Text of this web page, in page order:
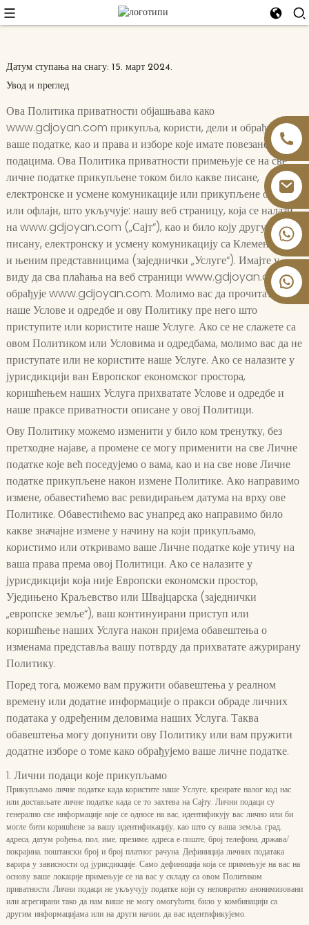
+86 13826059902
Датум ступања на снагу: 15. март 2024.
Увод и преглед
Ова Политика приватности објашњава како
www.gdjoyan.com прикупља, користи, дели и обрађује
ваше податке, као и права и изборе које имате повезане са тим
подацима. Ова Политика приватности примењује се на све
личне податке прикупљене током било какве писане,
електронске и усмене комуникације или прикупљене онлајн
или офлајн, што укључује: нашу веб страницу, која се налази
на www.gdjoyan.com („Сајт“), као и било коју другу
писану, електронску и усмену комуникацију са Клементином
и њеним представницима (заједнички „Услуге“). Имајте у
виду да сва плаћања на веб страници www.gdjoyan.com
обрађује www.gdjoyan.com. Молимо вас да прочитате
наше Услове и одредбе и ову Политику пре него што
приступите или користите наше Услуге. Ако се не слажете са
овом Политиком или Условима и одредбама, молимо вас да не
приступате или не користите наше Услуге. Ако се налазите у
јурисдикцији ван Европског економског простора,
коришћењем наших Услуга прихватате Услове и одредбе и
наше праксе приватности описане у овој Политици.
Ову Политику можемо изменити у било ком тренутку, без
претходне најаве, а промене се могу применити на све Личне
податке које већ поседујемо о вама, као и на све нове Личне
податке прикупљене након измене Политике. Ако направимо
измене, обавестићемо вас ревидирањем датума на врху ове
Политике. Обавестићемо вас унапред ако направимо било
какве значајне измене у начину на који прикупљамо,
користимо или откривамо ваше Личне податке које утичу на
ваша права према овој Политици. Ако се налазите у
јурисдикцији која није Европски економски простор,
Уједињено Краљевство или Швајцарска (заједнички
„европске земље“), ваш континуирани приступ или
коришћење наших Услуга након пријема обавештења о
изменама представља вашу потврду да прихватате ажурирану
Политику.
Поред тога, можемо вам пружити обавештења у реалном
времену или додатне информације о пракси обраде личних
података у одређеним деловима наших Услуга. Таква
обавештења могу допунити ову Политику или вам пружити
додатне изборе о томе како обрађујемо ваше личне податке.
1. Лични подаци које прикупљамо
Прикупљамо личне податке када користите наше Услуге, креирате налог код нас
или достављате личне податке када се то захтева на Сајту. Лични подаци су
генерално све информације које се односе на вас, идентификују вас лично или би
могле бити коришћене за вашу идентификацију, као што су ваша земља, град,
адреса, датум рођења, пол, име, презиме, адреса е-поште, број телефона, држава/
покрајина, поштански број и број платног рачуна. Дефиниција личних података
варира у зависности од јурисдикције. Само дефиниција која се примењује на вас на
основу ваше локације примењује се на вас у складу са овом Политиком
приватности. Лични подаци не укључују податке који су неповратно анонимизовани
или агрегирани тако да нам више не могу омогућити, било у комбинацији са
другим информацијама или на други начин, да вас идентификујемо.